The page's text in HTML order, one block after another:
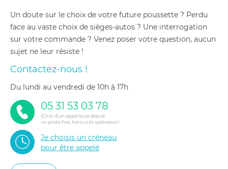
Un doute sur le choix de votre future poussette ? Perdu
face au vaste choix de sièges-autos ? Une interrogation
sur votre commande ? Venez poser votre question, aucun
sujet ne leur résiste !
Contactez-nous !
du lundi au vendredi de 10h à 17h
05 31 53 03 78
(Coût d'un appel local depuis
un poste fixe, hors coût opérateur)
Je choisis un créneau
pour être appelé